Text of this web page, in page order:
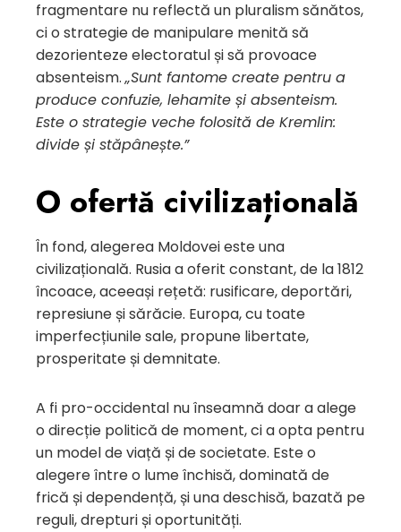
fragmentare nu reflectă un pluralism sănătos,
ci o strategie de manipulare menită să
dezorienteze electoratul și să provoace
absenteism.„Sunt fantome create pentru a
produce confuzie, lehamite și absenteism.
Este o strategie veche folosită de Kremlin:
divide și stăpânește.”
O ofertă civilizațională
În fond, alegerea Moldovei este una
civilizațională. Rusia a oferit constant, de la 1812
încoace, aceeași rețetă: rusificare, deportări,
represiune și sărăcie. Europa, cu toate
imperfecțiunile sale, propune libertate,
prosperitate și demnitate.
A fi pro-occidental nu înseamnă doar a alege
o direcție politică de moment, ci a opta pentru
un model de viață și de societate. Este o
alegere între o lume închisă, dominată de
frică și dependență, și una deschisă, bazată pe
reguli, drepturi și oportunități.